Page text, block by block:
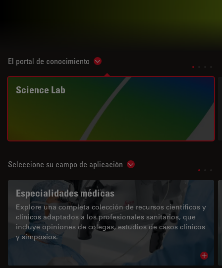
El portal de conocimiento Show subnavigation
Science Lab
Seleccione su campo de aplicación Show subnavigation
Especialidades médicas
Explore una completa colección de recursos científicos y
clínicos adaptados a los profesionales sanitarios, que
incluye opiniones de colegas, estudios de casos clínicos
y simposios.